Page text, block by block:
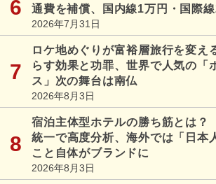
通費を補償、国内線1万円・国際
2026年7月31日
ロケ地めぐりが富裕層旅行を変え
らす効果と功罪、世界で人気の「
ス」次の舞台は南仏
2026年8月3日
宿泊主体型ホテルの勝ち筋とは
統一で高度分析、海外では「日本
こと自体がブランドに
2026年8月3日